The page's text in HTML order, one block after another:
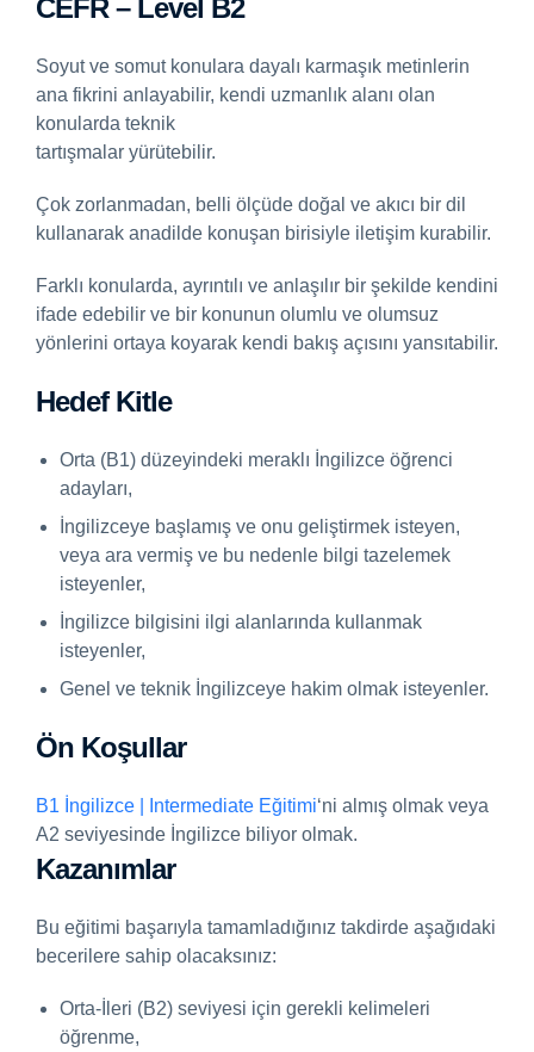
CEFR – Level B2
Soyut ve somut konulara dayalı karmaşık metinlerin
ana fikrini anlayabilir, kendi uzmanlık alanı olan
konularda teknik
tartışmalar yürütebilir.
Çok zorlanmadan, belli ölçüde doğal ve akıcı bir dil
kullanarak anadilde konuşan birisiyle iletişim kurabilir.
Farklı konularda, ayrıntılı ve anlaşılır bir şekilde kendini
ifade edebilir ve bir konunun olumlu ve olumsuz
yönlerini ortaya koyarak kendi bakış açısını yansıtabilir.
Hedef Kitle
Orta (B1) düzeyindeki meraklı İngilizce öğrenci
adayları,
İngilizceye başlamış ve onu geliştirmek isteyen,
veya ara vermiş ve bu nedenle bilgi tazelemek
isteyenler,
İngilizce bilgisini ilgi alanlarında kullanmak
isteyenler,
Genel ve teknik İngilizceye hakim olmak isteyenler.
Ön Koşullar
B1 İngilizce | Intermediate Eğitimi‘ni almış olmak veya
A2 seviyesinde İngilizce biliyor olmak.
Kazanımlar
Bu eğitimi başarıyla tamamladığınız takdirde aşağıdaki
becerilere sahip olacaksınız:
Orta-İleri (B2) seviyesi için gerekli kelimeleri
öğrenme,